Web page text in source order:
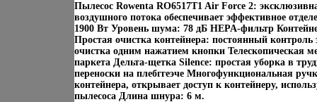
Пылесос Rowenta RO6517T1 Air Force 2:
воздушного потока обеспечивает эффективное
1900 Вт Уровень шума: 78 дБ HEPA-фильтр
Простая очистка контейнера: постоянный контроль
очистка одним нажатием кнопки Телескопическая
паркета Дельта-щетка Silence: простая уборка в
переноски на плебггеэче Многофункциональная
контейнера, открывает доступ к контейнеру,
пылесоса Длина шнура: 6 м.